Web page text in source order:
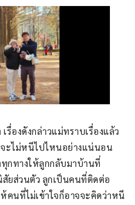
รื่องดังกล่าวแม่ทราบเรื่องแล้ว
ะไม่หนีไปไหนอย่างแน่นอน
กทางให้ลูกกลับมาบ้านที่
สัยส่วนตัว ลูกเป็นคนที่ติดต่อ
คนที่ไม่เข้าใจก็อาจจะคิดว่าหนี